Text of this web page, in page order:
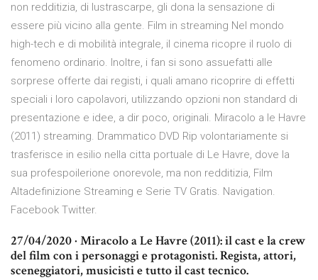
non redditizia, di lustrascarpe, gli dona la sensazione di
essere più vicino alla gente. Film in streaming Nel mondo
high-tech e di mobilità integrale, il cinema ricopre il ruolo di
fenomeno ordinario. Inoltre, i fan si sono assuefatti alle
sorprese offerte dai registi, i quali amano ricoprire di effetti
speciali i loro capolavori, utilizzando opzioni non standard di
presentazione e idee, a dir poco, originali. Miracolo a le Havre
(2011) streaming. Drammatico DVD Rip volontariamente si
trasferisce in esilio nella citta portuale di Le Havre, dove la
sua profespoilerione onorevole, ma non redditizia, Film
Altadefinizione Streaming e Serie TV Gratis. Navigation.
Facebook Twitter.
27/04/2020 · Miracolo a Le Havre (2011): il cast e la crew
del film con i personaggi e protagonisti. Regista, attori,
sceneggiatori, musicisti e tutto il cast tecnico.